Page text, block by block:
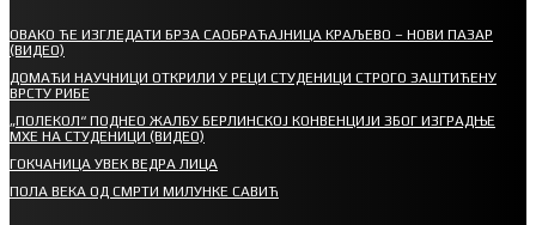
ОВАКО ЋЕ ИЗГЛЕДАТИ БРЗА САОБРАЋАЈНИЦА КРАЉЕВО – НОВИ ПАЗАР
(ВИДЕО)
ДОМАЋИ НАУЧНИЦИ ОТКРИЛИ У РЕЦИ СТУДЕНИЦИ СТРОГО ЗАШТИЋЕНУ
ВРСТУ РИБЕ
„ПОЛЕКОЛ“ ПОДНЕО ЖАЛБУ БЕРЛИНСКОЈ КОНВЕНЦИЈИ ЗБОГ ИЗГРАДЊЕ
МХЕ НА СТУДЕНИЦИ (ВИДЕО)
ГОКЧАНИЦА УВЕК ВЕДРА ЛИЦА
ПОЛА ВЕКА ОД СМРТИ МИЛУНКЕ САВИЋ